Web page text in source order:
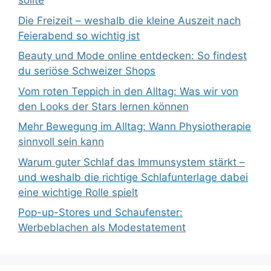
Die Freizeit – weshalb die kleine Auszeit nach
Feierabend so wichtig ist
Beauty und Mode online entdecken: So findest
du seriöse Schweizer Shops
Vom roten Teppich in den Alltag: Was wir von
den Looks der Stars lernen können
Mehr Bewegung im Alltag: Wann Physiotherapie
sinnvoll sein kann
Warum guter Schlaf das Immunsystem stärkt –
und weshalb die richtige Schlafunterlage dabei
eine wichtige Rolle spielt
Pop-up-Stores und Schaufenster:
Werbeblachen als Modestatement